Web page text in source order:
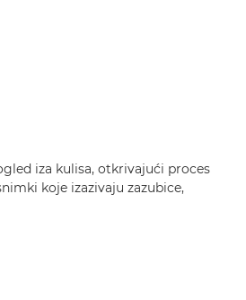
iza kulisa, otkrivajući proces
koje izazivaju zazubice,